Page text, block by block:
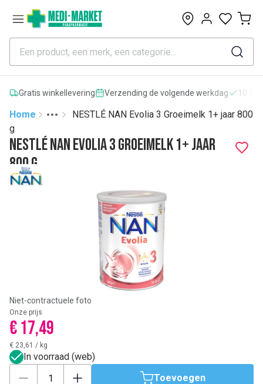
0
Gratis winkellevering Verzending de volgende werkdag
Home
More
Toggle menu
NESTLÉ NAN Evolia 3 Groeimelk 1+ jaar 800
g
NESTLÉ NAN Evolia 3 Groeimelk 1+ jaar
800 g
Niet-contractuele foto
Onze prijs
€ 17,49
€ 23,61 / kg
In voorraad (web)
Toevoegen